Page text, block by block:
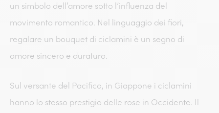
un simbolo dell’amore sotto l’influenza del
movimento romantico. Nel linguaggio dei fiori,
regalare un bouquet di ciclamini è un segno di
amore sincero e duraturo.
Sul versante del Pacifico, in Giappone i ciclamini
hanno lo stesso prestigio delle rose in Occidente. Il